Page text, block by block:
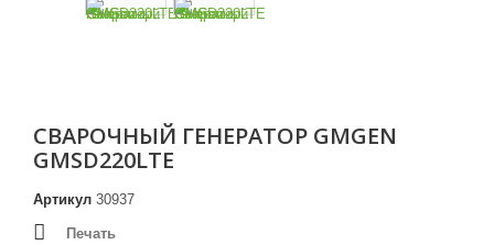
СВАРОЧНЫЙ ГЕНЕРАТОР GMGEN
GMSD220LTE
Артикул 30937
Печать